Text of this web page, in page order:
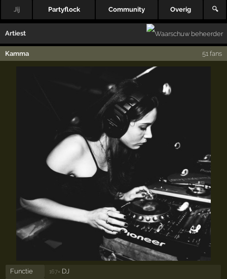
Jij Partyflock Community Overig 🔍
Artiest
Kamma 51 fans
Functie 167× DJ